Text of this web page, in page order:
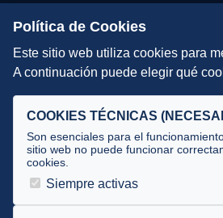
Escuelas de Triatlón
DIRECCIÓN TÉCNICA
Selecciones
Tecnificación
JUECES Y OFICIALES
Política de Cookies
Este sitio web utiliza cookies para
A continuación puede elegir qué
COOKIES TÉCNICAS
Son esenciales para el
sitio web no puede funcionar
cookies.
Siempre activas